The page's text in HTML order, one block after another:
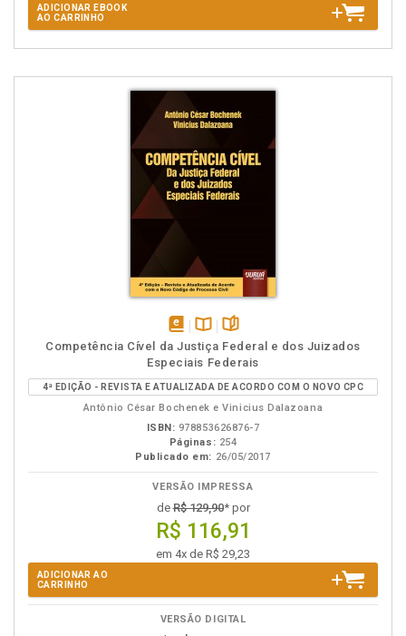
ADICIONAR EBOOK
AO CARRINHO
disponível
em
eBook
Disponível
na
B.V.
páginas
Competência Cível da Justiça Federal e dos Juizados
Especiais Federais
4ª EDIÇÃO - REVISTA E ATUALIZADA DE ACORDO COM O NOVO CPC
Antônio César Bochenek e Vinicius Dalazoana
ISBN: 978853626876-7
Páginas: 254
Publicado em: 26/05/2017
VERSÃO IMPRESSA
deR$ 129,90* por
R$ 116,91
em 4x de R$ 29,23
ADICIONAR AO
CARRINHO
VERSÃO DIGITAL